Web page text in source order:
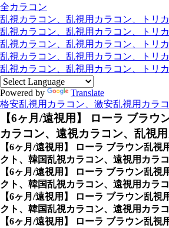
全カラコン
乱視カラコン、乱視用カラコン、トリ
乱視カラコン、乱視用カラコン、トリ
乱視カラコン、乱視用カラコン、トリ
乱視カラコン、乱視用カラコン、トリ
乱視カラコン、乱視用カラコン、トリ
Powered by
Translate
格安乱視用カラコン、激安乱視用カラ
【6ヶ月/遠視用】 ローラ ブラウ
カラコン、遠視カラコン、乱視
【6ヶ月/遠視用】 ローラ ブラウン乱視
クト、韓国乱視カラコン、遠視用カラ
【6ヶ月/遠視用】 ローラ ブラウン乱視
クト、韓国乱視カラコン、遠視用カラ
【6ヶ月/遠視用】 ローラ ブラウン乱視
クト、韓国乱視カラコン、遠視用カラ
【6ヶ月/遠視用】 ローラ ブラウン乱視